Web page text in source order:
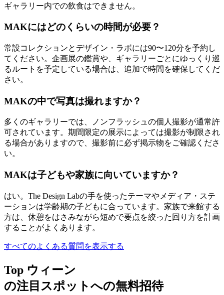
ギャラリー内での飲食はできません。
MAKにはどのくらいの時間が必要？
常設コレクションとデザイン・ラボには90〜120分を予約し
てください。企画展の鑑賞や、ギャラリーごとにゆっくり巡
るルートを予定している場合は、追加で時間を確保してくだ
さい。
MAKの中で写真は撮れますか？
多くのギャラリーでは、ノンフラッシュの個人撮影が通常許
可されています。期間限定の展示によっては撮影が制限され
る場合がありますので、撮影前に必ず掲示物をご確認くださ
い。
MAKは子どもや家族に向いていますか？
はい。The Design Labの手を使ったテーマやメディア・ステ
ーションは学齢期の子どもに合っています。家族で来館する
方は、休憩をはさみながら短めで要点を絞った回り方を計画
することがよくあります。
すべてのよくある質問を表示する
Top ウィーン
の注目スポットへの無料招待